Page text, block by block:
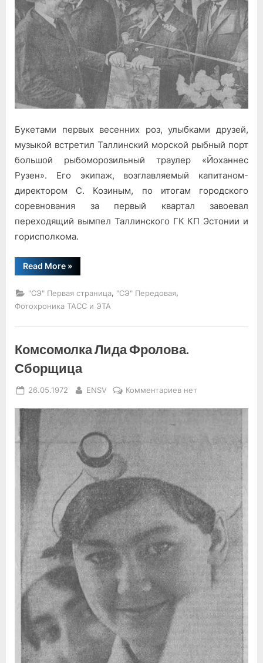
награда
Букетами первых весенних роз, улыбками друзей,
музыкой встретил Таллинский морской рыбный порт
большой рыбоморозильный траулер «Йоханнес
Рузен». Его экипаж, возглавляемый капитаном-
директором С. Козиным, по итогам городского
соревнования за первый квартал завоевал
переходящий вымпел Таллинского ГК КП Эстонии и
горисполкома.
Read More“В
порту
награда”
»
"СЭ" Первая страница, "СЭ" Передовая,
Фотохроника ТАСС и ЭТА
Комсомолка Лида Фролова.
Сборщица
Posted
26.05.1972 By
ENSV Комментариевк
Фролова.
Сборщица
нет